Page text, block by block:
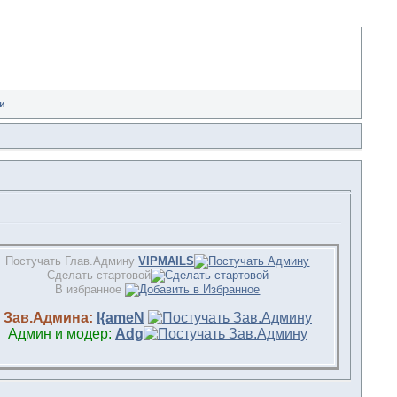
Постучать Глав.АдминуVIPMAILS
Сделать стартовой
В избранное
Зав.Админа: l{ameN
Админ и модер: Adg